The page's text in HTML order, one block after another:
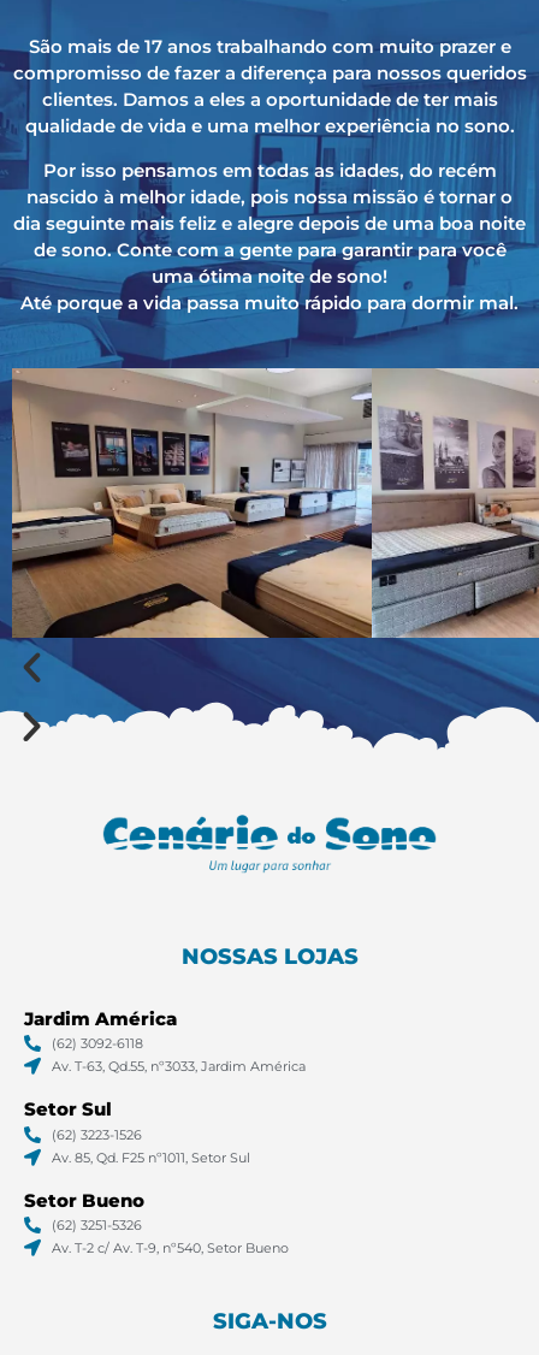
São mais de 17 anos trabalhando com muito prazer e
compromisso de fazer a diferença para nossos queridos
clientes. Damos a eles a oportunidade de ter mais
qualidade de vida e uma melhor experiência no sono.
Por isso pensamos em todas as idades, do recém
nascido à melhor idade, pois nossa missão é tornar o
dia seguinte mais feliz e alegre depois de uma boa noite
de sono. Conte com a gente para garantir para você
uma ótima noite de sono!
Até porque a vida passa muito rápido para dormir mal.
NOSSAS LOJAS
Jardim América
(62) 3092-6118
Av. T-63, Qd.55, nº3033, Jardim América
Setor Sul
(62) 3223-1526
Av. 85, Qd. F25 nº1011, Setor Sul
Setor Bueno
(62) 3251-5326
Av. T-2 c/ Av. T-9, nº540, Setor Bueno
SIGA-NOS